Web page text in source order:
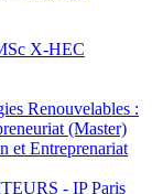
X-HEC
Renouvelables :
(Master)
et Entreprenariat
- IP Paris